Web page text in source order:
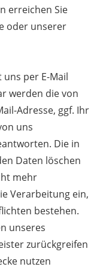
erreichen Sie
oder unserer
per E-Mail
werden die von
Adresse, ggf. Ihr
uns
Die in
Daten löschen
mehr
Verarbeitung ein,
bestehen.
unseres
zurückgreifen
nutzen